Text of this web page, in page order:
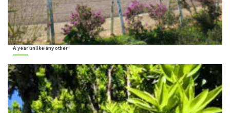
A year unlike any other